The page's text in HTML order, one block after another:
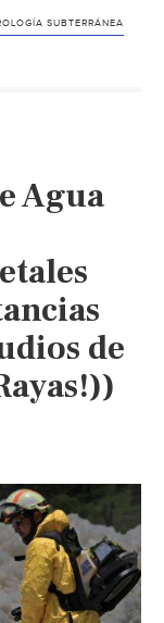
SUBTERRÁNEA
Agua
de